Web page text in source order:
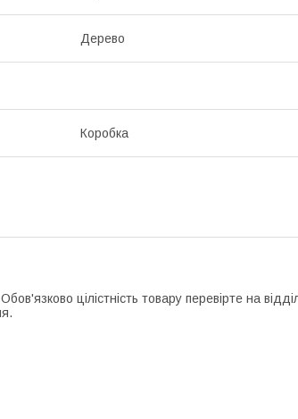
Дерево
Коробка
цілістність товару перевірте на